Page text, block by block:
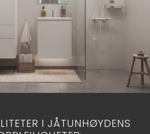
I JÅTUNHØYDENS